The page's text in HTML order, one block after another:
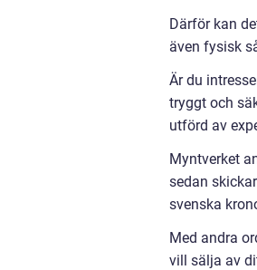
Därför kan
även fysisk
Är du
tryggt och
utförd av
Myntverket
sedan
svenska
Med andra
vill sälja av